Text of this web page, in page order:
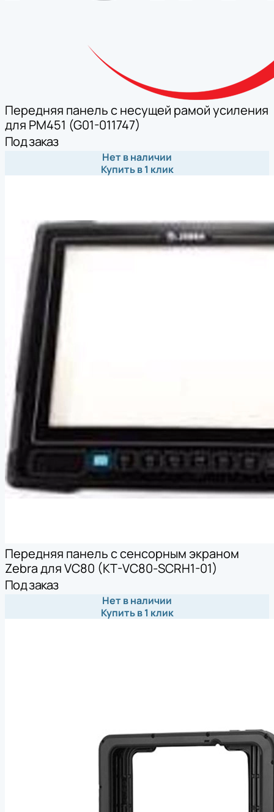
Передняя панель с несущей рамой усиления
для PM451 (G01-011747)
Под заказ
Нет в наличии
Купить в 1 клик
Передняя панель с сенсорным экраном
Zebra для VC80 (KT-VC80-SCRH1-01)
Под заказ
Нет в наличии
Купить в 1 клик